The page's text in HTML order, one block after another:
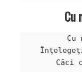
Cu
Cu
Căci